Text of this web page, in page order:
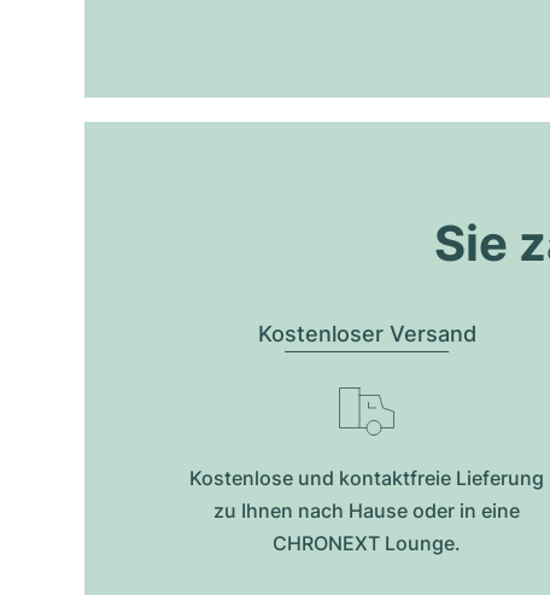
Sie
Kostenloser Versand
Kostenlose und kontaktfreie Lieferung
zu Ihnen nach Hause oder in eine
CHRONEXT Lounge.